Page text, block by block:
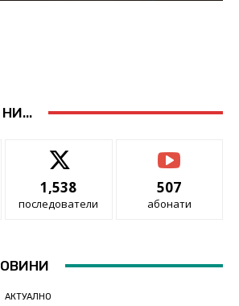
1,538
последователи
507
абонати
АКТУАЛНО